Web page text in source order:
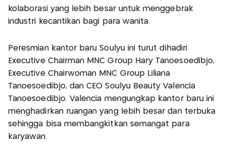
kolaborasi yang lebih besar untuk menggebrak
industri kecantikan bagi para wanita.
Peresmian kantor baru Soulyu ini turut dihadiri
Executive Chairman MNC Group Hary Tanoesoedibjo,
Executive Chairwoman MNC Group Liliana
Tanoesoedibjo, dan CEO Soulyu Beauty Valencia
Tanoesoedibjo. Valencia mengungkap kantor baru ini
menghadirkan ruangan yang lebih besar dan terbuka
sehingga bisa membangkitkan semangat para
karyawan.